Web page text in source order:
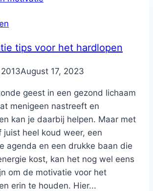
tips voor het hardlopen
August 17, 2023
geest in een gezond lichaam
menigeen nastreeft en
kan je daarbij helpen. Maar met
juist heel koud weer, een
agenda en een drukke baan die
kost, kan het nog wel eens
om de motivatie voor het
erin te houden. Hier...